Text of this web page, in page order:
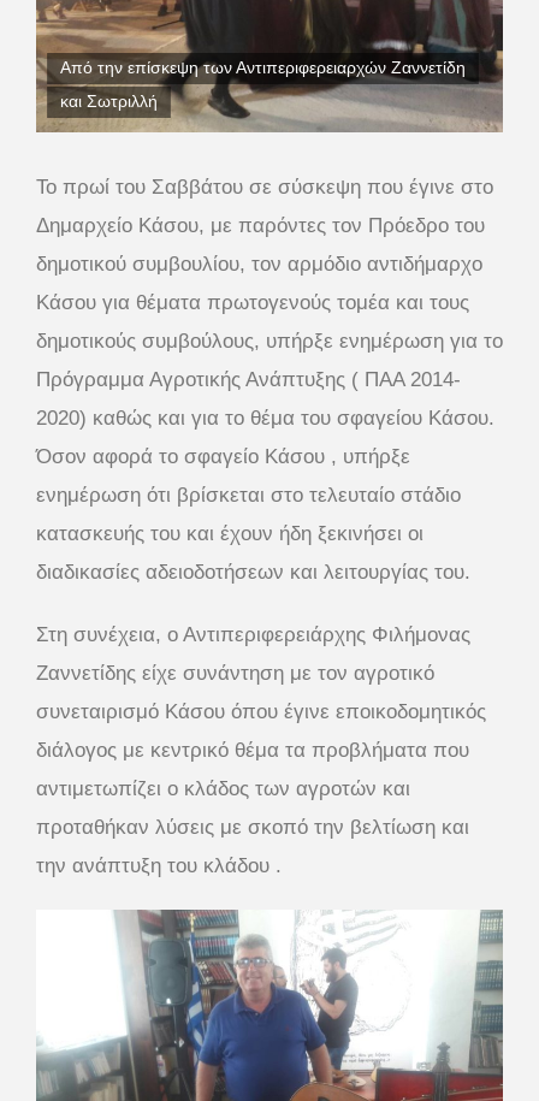
Από την επίσκεψη των Αντιπεριφερειαρχών Ζαννετίδη
και Σωτριλλή
Το πρωί του Σαββάτου σε σύσκεψη που έγινε στο
Δημαρχείο Κάσου, με παρόντες τον Πρόεδρο του
δημοτικού συμβουλίου, τον αρμόδιο αντιδήμαρχο
Κάσου για θέματα πρωτογενούς τομέα και τους
δημοτικούς συμβούλους, υπήρξε ενημέρωση για το
Πρόγραμμα Αγροτικής Ανάπτυξης ( ΠΑΑ 2014-
2020) καθώς και για το θέμα του σφαγείου Κάσου.
Όσον αφορά το σφαγείο Κάσου , υπήρξε
ενημέρωση ότι βρίσκεται στο τελευταίο στάδιο
κατασκευής του και έχουν ήδη ξεκινήσει οι
διαδικασίες αδειοδοτήσεων και λειτουργίας του.
Στη συνέχεια, ο Αντιπεριφερειάρχης Φιλήμονας
Ζαννετίδης είχε συνάντηση με τον αγροτικό
συνεταιρισμό Κάσου όπου έγινε εποικοδομητικός
διάλογος με κεντρικό θέμα τα προβλήματα που
αντιμετωπίζει ο κλάδος των αγροτών και
προταθήκαν λύσεις με σκοπό την βελτίωση και
την ανάπτυξη του κλάδου .